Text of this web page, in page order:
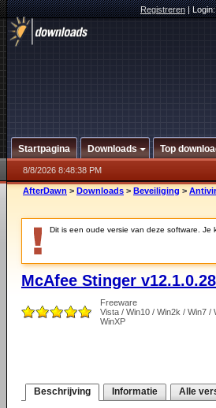
Registreren|
Startpagina Downloads Top
8/8/2026 8:48:38 PM
AfterDawn > Downloads > Beveiliging >
Dit is een oude versie van deze software. Je
McAfee Stinger
Freeware
Vista / Win10 / Win2k / Win7 /
WinXP
Beschrijving Informatie Alle